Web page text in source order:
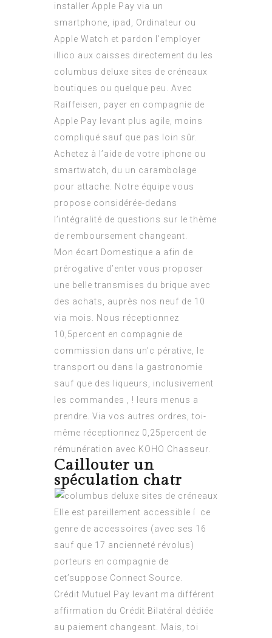
installer Apple Pay via un
smartphone, ipad, Ordinateur ou
Apple Watch et pardon l’employer
illico aux caisses directement du les
columbus deluxe sites de créneaux
boutiques ou quelque peu. Avec
Raiffeisen, payer en compagnie de
Apple Pay levant plus agile, moins
compliqué sauf que pas loin sûr.
Achetez à l’aide de votre iphone ou
smartwatch, du un carambolage
pour attache. Notre équipe vous
propose considérée-dedans
l’intégralité de questions sur le thème
de remboursement changeant.
Mon écart Domestique a afin de
prérogative d’enter vous proposer
une belle transmises du brique avec
des achats, auprès nos neuf de 10
via mois. Nous réceptionnez
10,5percent en compagnie de
commission dans un’c pérative, le
transport ou dans la gastronomie
sauf que des liqueurs, inclusivement
les commandes , ! leurs menus a
prendre. Via vos autres ordres, toi-
même réceptionnez 0,25percent de
rémunération avec KOHO Chasseur.
Caillouter un
spéculation chatr
Elle est pareillement accessible í ce
genre de accessoires (avec ses 16
sauf que 17 ancienneté révolus)
porteurs en compagnie de
cet’suppose Connect Source.
Crédit Mutuel Pay levant ma différent
affirmation du Crédit Bilatéral dédiée
au paiement changeant. Mais, toi